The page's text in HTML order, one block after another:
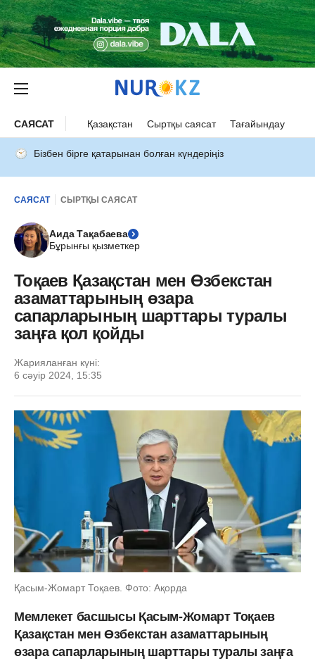
САЯСАТ Қазақстан Сыртқы саясат Тағайындау
Бізбен бірге қатарынан болған күндеріңіз
САЯСАТ СЫРТҚЫ САЯСАТ
Аида Тақабаева
Бұрынғы қызметкер
Тоқаев Қазақстан мен Өзбекстан
азаматтарының өзара
сапарларының шарттары туралы
заңға қол қойды
Жарияланған күні:
6 сәуір 2024, 15:35
Қасым-Жомарт Тоқаев. Фото: Ақорда
Мемлекет басшысы Қасым-Жомарт Тоқаев
Қазақстан мен Өзбекстан азаматтарының
өзара сапарларының шарттары туралы заңға